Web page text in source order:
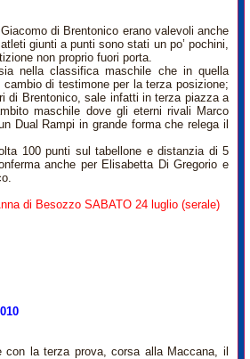
di Brentonico erano valevoli anche
giunti a punti sono stati un po’ pochini,
non proprio fuori porta.
nella classifica maschile che in quella
di testimone per la terza posizione;
di Brentonico, sale infatti in terza piazza a
maschile dove gli eterni rivali Marco
Dual Rampi in grande forma che relega il
100 punti sul tabellone e distanzia di 5
anche per Elisabetta Di Gregorio e
di Besozzo SABATO 24 luglio (serale)
la terza prova, corsa alla Maccana, il